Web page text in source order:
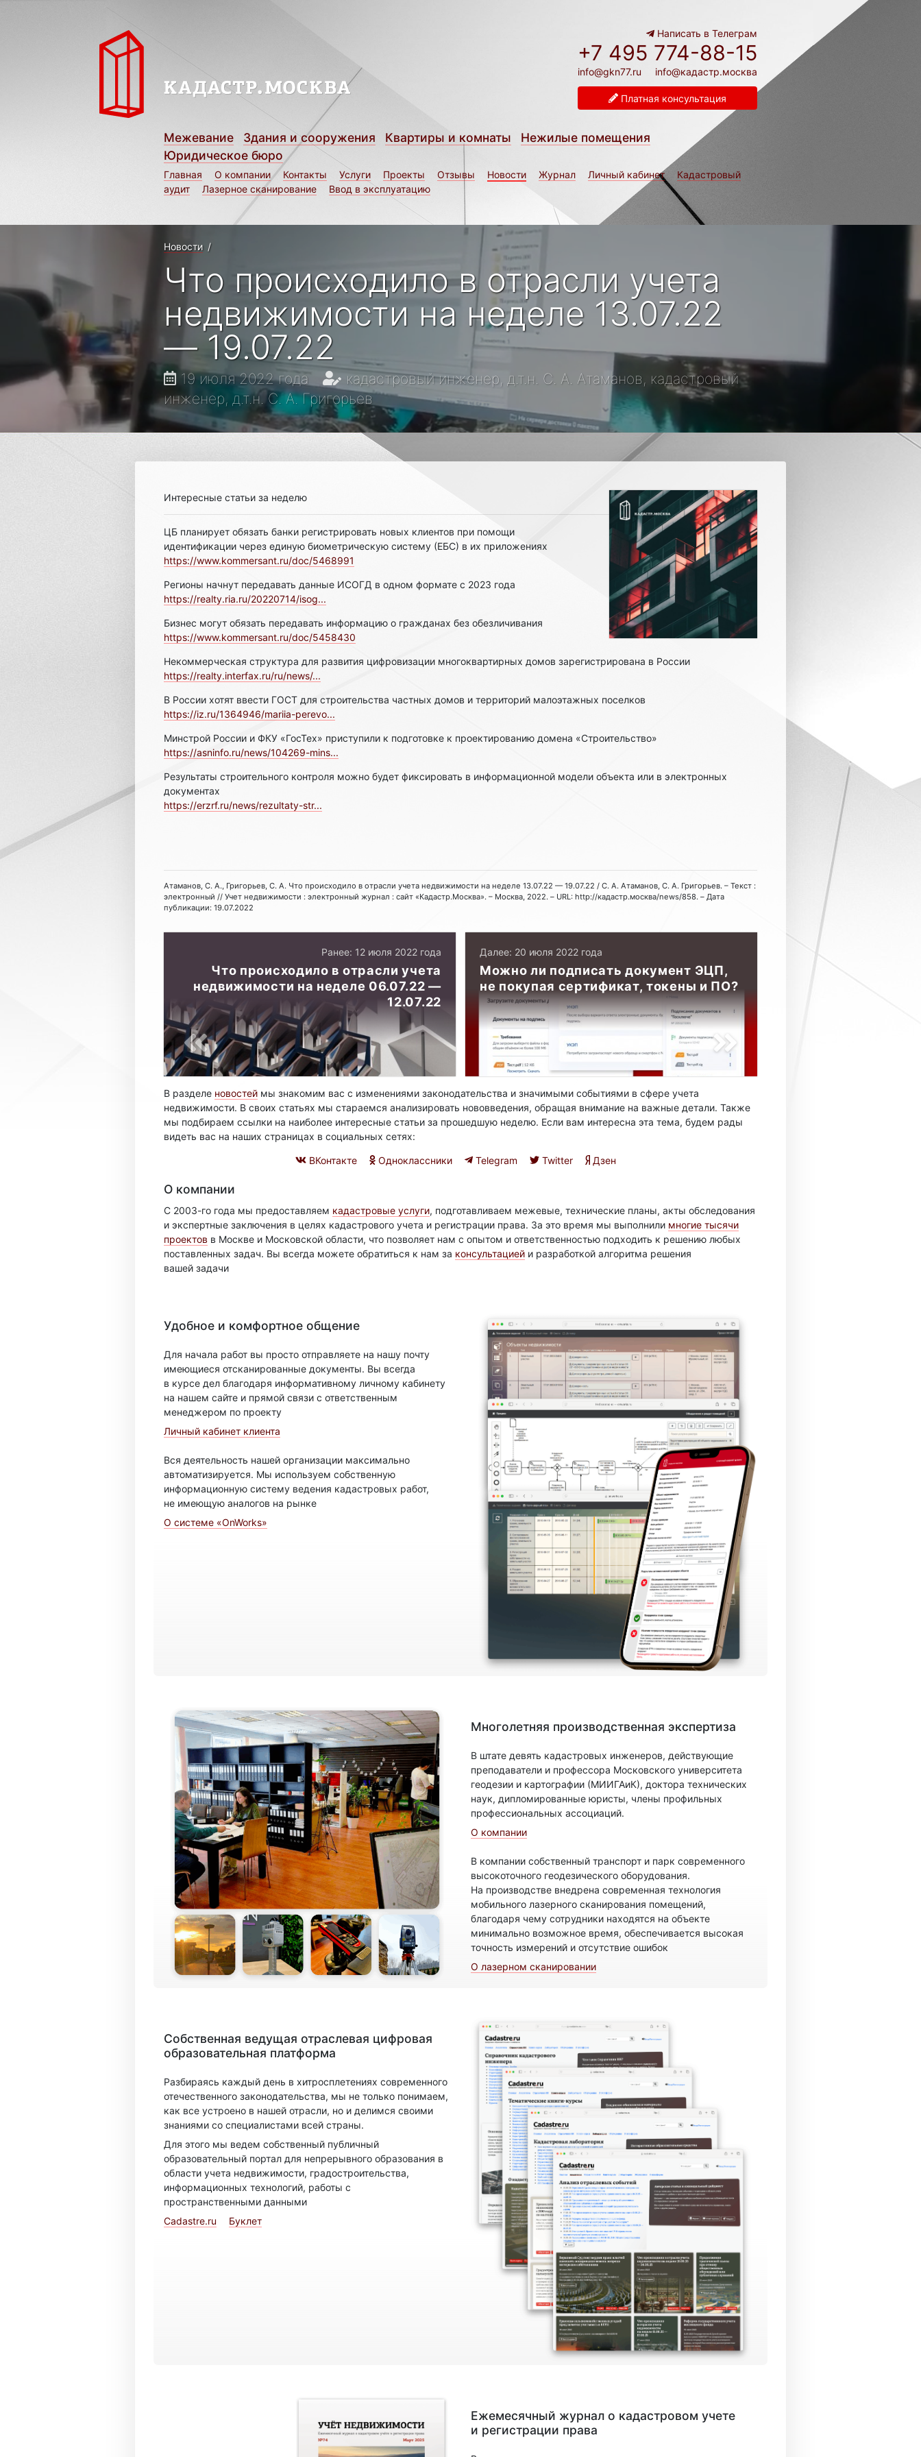
Написать в Телеграм
+7 495 774-88-15
info@gkn77.ru info@кадастр.москва
Платная консультация
Межевание Здания и сооружения Квартиры и комнаты
Нежилые помещения
Юридическое бюро
Главная О компании Контакты Услуги Проекты Отзывы Новости Журнал Личный кабинет
Кадастровый
аудит
Лазерное сканирование Ввод в эксплуатацию
Новости /
Что происходило в отрасли учета
недвижимости на неделе 13.07.22
— 19.07.22
19 июля 2022 года
кадастровый инженер, д.т.н. С. А. Атаманов, кадастровый
инженер, д.т.н. С. А. Григорьев
Интересные статьи за неделю
ЦБ планирует обязать банки регистрировать новых клиентов при помощи
идентификации через единую биометрическую систему (ЕБС) в их приложениях
https://www.kommersant.ru/doc/5468991
Регионы начнут передавать данные ИСОГД в одном формате с 2023 года
https://realty.ria.ru/20220714/isog...
Бизнес могут обязать передавать информацию о гражданах без обезличивания
https://www.kommersant.ru/doc/5458430
Некоммерческая структура для развития цифровизации многоквартирных домов зарегистрирована в России
https://realty.interfax.ru/ru/news/...
В России хотят ввести ГОСТ для строительства частных домов и территорий малоэтажных поселков
https://iz.ru/1364946/mariia-perevo...
Минстрой России и ФКУ «ГосТех» приступили к подготовке к проектированию домена «Строительство»
https://asninfo.ru/news/104269-mins...
Результаты строительного контроля можно будет фиксировать в информационной модели объекта или в электронных
документах
https://erzrf.ru/news/rezultaty-str...
Атаманов, С. А., Григорьев, С. А. Что происходило в отрасли учета недвижимости на неделе 13.07.22 — 19.07.22 / С. А. Атаманов, С. А. Григорьев. – Текст :
электронный // Учет недвижимости : электронный журнал : сайт «Кадастр.Москва». – Москва, 2022. – URL: http://кадастр.москва/news/858. – Дата
публикации: 19.07.2022
Ранее: 12 июля 2022 года
Что происходило в отрасли учета
недвижимости на неделе 06.07.22 —
12.07.22
Далее: 20 июля 2022 года
Можно ли подписать документ ЭЦП,
не покупая сертификат, токены и ПО?
В разделе новостей мы знакомим вас с изменениями законодательства и значимыми событиями в сфере учета
недвижимости. В своих статьях мы стараемся анализировать нововведения, обращая внимание на важные детали. Также
мы подбираем ссылки на наиболее интересные статьи за прошедшую неделю. Если вам интересна эта тема, будем рады
видеть вас на наших страницах в социальных сетях:
ВКонтакте Одноклассники Telegram Twitter Дзен
О компании
С 2003-го года мы предоставляем кадастровые услуги, подготавливаем межевые, технические планы, акты обследования
и экспертные заключения в целях кадастрового учета и регистрации права. За это время мы выполнили многие тысячи
проектов в Москве и Московской области, что позволяет нам с опытом и ответственностью подходить к решению любых
поставленных задач. Вы всегда можете обратиться к нам за консультацией и разработкой алгоритма решения
вашей задачи
Удобное и комфортное общение
Для начала работ вы просто отправляете на нашу почту
имеющиеся отсканированные документы. Вы всегда
в курсе дел благодаря информативному личному кабинету
на нашем сайте и прямой связи с ответственным
менеджером по проекту
Личный кабинет клиента
Вся деятельность нашей организации максимально
автоматизируется. Мы используем собственную
информационную систему ведения кадастровых работ,
не имеющую аналогов на рынке
О системе «OnWorks»
Многолетняя производственная экспертиза
В штате девять кадастровых инженеров, действующие
преподаватели и профессора Московского университета
геодезии и картографии (МИИГАиК), доктора технических
наук, дипломированные юристы, члены профильных
профессиональных ассоциаций.
О компании
В компании собственный транспорт и парк современного
высокоточного геодезического оборудования.
На производстве внедрена современная технология
мобильного лазерного сканирования помещений,
благодаря чему сотрудники находятся на объекте
минимально возможное время, обеспечивается высокая
точность измерений и отсутствие ошибок
О лазерном сканировании
Собственная ведущая отраслевая цифровая
образовательная платформа
Разбираясь каждый день в хитросплетениях современного
отечественного законодательства, мы не только понимаем,
как все устроено в нашей отрасли, но и делимся своими
знаниями со специалистами всей страны.
Для этого мы ведем собственный публичный
образовательный портал для непрерывного образования в
области учета недвижимости, градостроительства,
информационных технологий, работы с
пространственными данными
Cadastre.ru
Буклет
Ежемесячный журнал о кадастровом учете
и регистрации права